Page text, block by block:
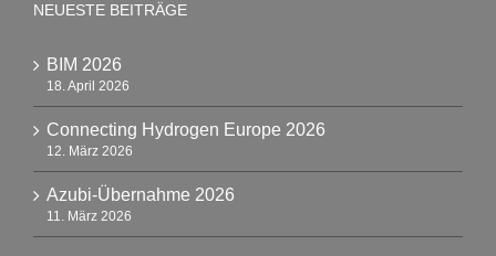
NEUESTE BEITRÄGE
BIM 2026
18. April 2026
Connecting Hydrogen Europe 2026
12. März 2026
Azubi-Übernahme 2026
11. März 2026